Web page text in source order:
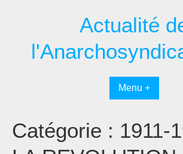
Actualité
Menu +
Catégorie : 1911-